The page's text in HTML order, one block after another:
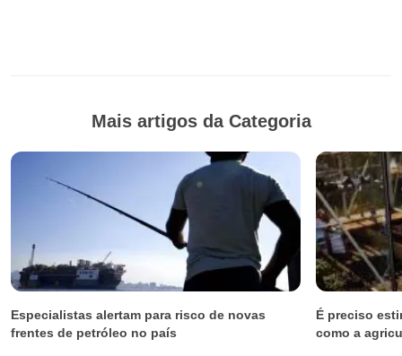
Mais artigos da Categoria
Especialistas alertam para risco de novas
frentes de petróleo no país
É preciso
como a